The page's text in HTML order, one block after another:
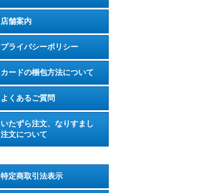
店舗案内
プライバシーポリシー
カードの梱包方法について
よくあるご質問
いたずら注文、なりすまし
注文について
特定商取引法表示